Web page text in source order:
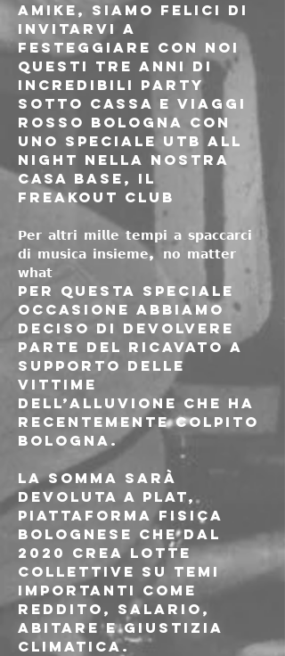
Amike, siamo felici di
invitarvi a
festeggiare con noi
questi tre anni di
incredibili party
sotto cassa e viaggi
rosso Bologna con
uno speciale UTB ALL
NIGHT nella nostra
casa base, il
Freakout Club
𝗣𝗲𝗿 𝗮𝗹𝘁𝗿𝗶 𝗺𝗶𝗹𝗹𝗲 𝘁𝗲𝗺𝗽𝗶 𝗮 𝘀𝗽𝗮𝗰𝗰𝗮𝗿𝗰𝗶
𝗱𝗶 𝗺𝘂𝘀𝗶𝗰𝗮 𝗶𝗻𝘀𝗶𝗲𝗺𝗲, 𝗻𝗼 𝗺𝗮𝘁𝘁𝗲𝗿
𝘄𝗵𝗮𝘁
Per questa speciale
occasione abbiamo
deciso di devolvere
parte del ricavato a
supporto delle
vittime
dell’alluvione che ha
recentemente colpito
Bologna.
La somma sarà
devoluta a PLAT,
piattaforma fisica
bolognese che dal
2020 crea lotte
collettive su temi
importanti come
reddito, salario,
abitare e giustizia
climatica.